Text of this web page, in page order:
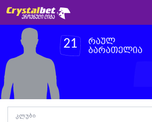
21
რაულ
ბარათელია
კლუბი